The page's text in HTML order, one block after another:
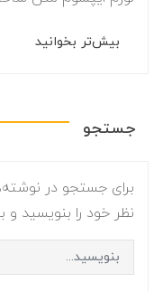
بیش‌تر بخوانید
جستجو
برای جستجو در
نظر خود را بنویسید